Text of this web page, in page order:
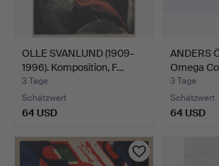
OLLE SVANLUND (1909-
1996). Komposition, F…
3 Tage
Schätzwert
64 USD
ANDERS
Omega
3 Tage
Schätzwert
64 USD